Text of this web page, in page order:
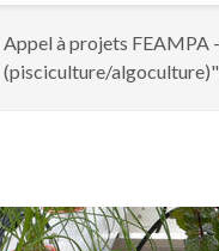
Appel à projets FEAMPA
(pisciculture/